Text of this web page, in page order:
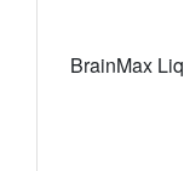
BrainMax